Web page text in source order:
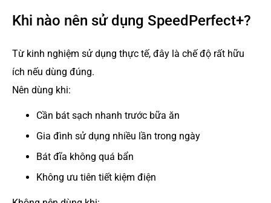
Khi nào nên sử dụng SpeedPerfect+?
Từ kinh nghiệm sử dụng thực tế, đây là chế độ rất hữu
ích nếu dùng đúng.
Nên dùng khi:
Cần bát sạch nhanh trước bữa ăn
Gia đình sử dụng nhiều lần trong ngày
Bát đĩa không quá bẩn
Không ưu tiên tiết kiệm điện